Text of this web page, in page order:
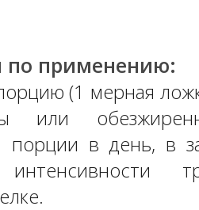
по применению:
(1 мерная
порции в день, в